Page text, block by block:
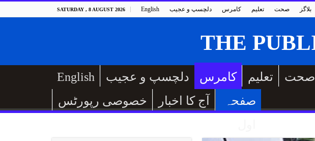
SATURDAY , 8 AUGUST 2026 English دلچسپ و عجیب کامرس تعلیم صحت بلاگز
English دلچسپ و عجیب کامرس تعلیم صحت
خصوصی رپورٹس
آج کا اخبار
صفحہ